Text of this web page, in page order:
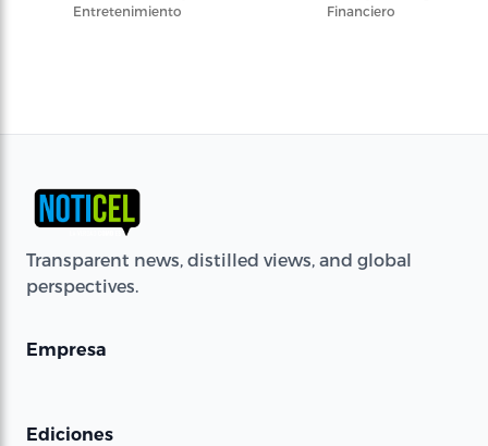
Entretenimiento
Financiero
Transparent news, distilled views, and global
perspectives.
Empresa
Ediciones